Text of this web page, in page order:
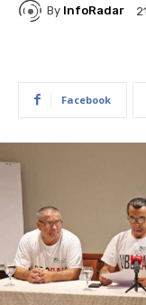
By InfoRadar
Facebook